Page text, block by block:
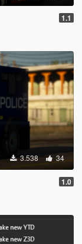
1.1
3.538 34
1.0